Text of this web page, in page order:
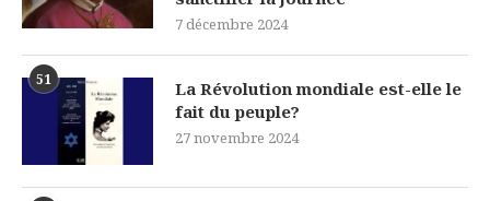
7 décembre 2024
51
La Révolution mondiale est-elle le
fait du peuple?
27 novembre 2024